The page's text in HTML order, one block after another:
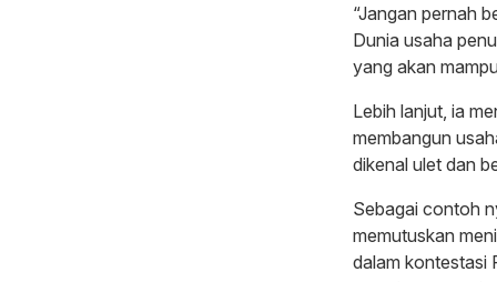
“Jangan pernah
Dunia usaha
yang akan
Lebih lanjut, ia
membangun
dikenal ulet dan
Sebagai contoh
memutuskan
dalam kontestasi